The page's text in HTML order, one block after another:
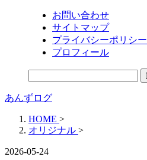
お問い合わせ
サイトマップ
プライバシーポリシー
プロフィール
あんずログ
HOME >
オリジナル >
2026-05-24